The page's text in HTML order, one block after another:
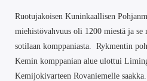
Ruotujakoisen Kuninkaallisen
miehistövahvuus oli 1200 miestä ja se
sotilaan komppaniasta. Rykmentin
Kemin komppanian alue ulottui
Kemijokivarteen Rovaniemelle